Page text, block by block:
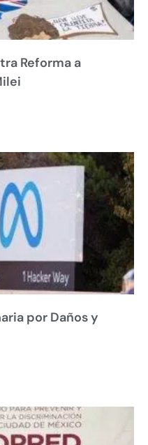
Reforma a
por Daños y